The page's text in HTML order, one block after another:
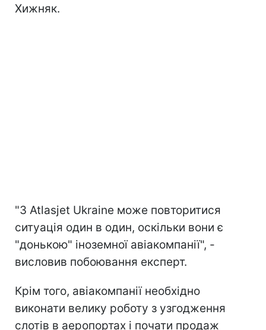
Хижняк.
"З Atlasjet Ukraine може повторитися
ситуація один в один, оскільки вони є
"донькою" іноземної авіакомпанії", -
висловив побоювання експерт.
Крім того, авіакомпанії необхідно
виконати велику роботу з узгодження
слотів в аеропортах і почати продаж